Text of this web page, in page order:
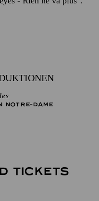
NOTRE-DAME
TICKETS